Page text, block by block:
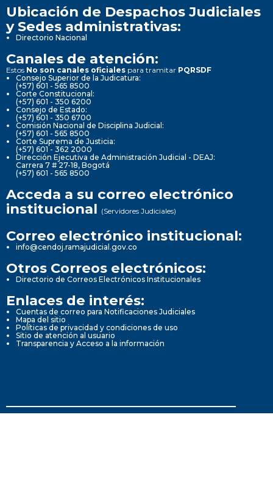
Ubicación de Despachos Judiciales
y Sedes administrativas:
Directorio Nacional
Canales de atención:
Estos No son canales oficiales para tramitar PQRSDF
Consejo Superior de la Judicatura:
(+57) 601 - 565 8500
Corte Constitucional:
(+57) 601 - 350 6200
Consejo de Estado:
(+57) 601 - 350 6700
Comisión Nacional de Disciplina Judicial:
(+57) 601 - 565 8500
Corte Suprema de Justicia:
(+57) 601 - 362 2000
Dirección Ejecutiva de Administración Judicial - DEAJ:
Carrera 7 # 27-18, Bogotá
(+57) 601 - 565 8500
Acceda a su correo electrónico
institucional (Servidores Judiciales)
Correo electrónico institucional:
info@cendoj.ramajudicial.gov.co
Otros Correos electrónicos:
Directorio de Correos Electrónicos Institucionales
Enlaces de interés:
Cuentas de correo para Notificaciones Judiciales
Mapa del sitio
Políticas de privacidad y condiciones de uso
Sitio de atención al usuario
Transparencia y Acceso a la información